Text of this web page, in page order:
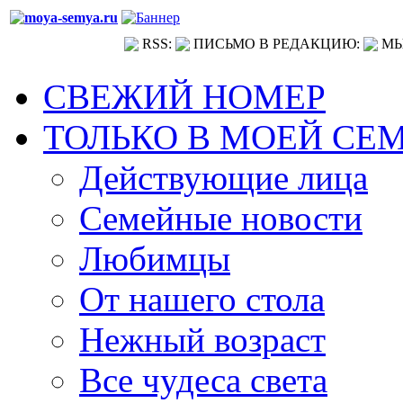
RSS: ПИСЬМО В РЕДАКЦИЮ:
СВЕЖИЙ НОМЕР
ТОЛЬКО В МОЕЙ
Действующие лица
Семейные новости
Любимцы
От нашего стола
Нежный возраст
Все чудеса света